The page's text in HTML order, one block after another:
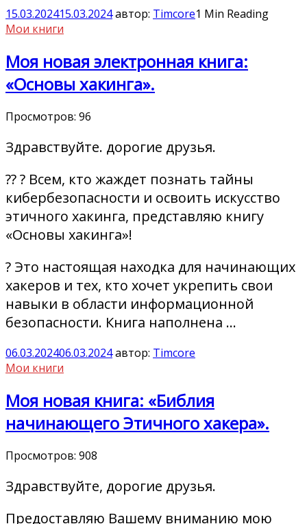
15.03.202415.03.2024автор: Timcore1 Min Reading
Мои книги
Моя новая электронная книга:
«Основы хакинга».
Просмотров: 96
Здравствуйте. дорогие друзья.
?‍? ? Всем, кто жаждет познать тайны
кибербезопасности и освоить искусство
этичного хакинга, представляю книгу
«Основы хакинга»!
? Это настоящая находка для начинающих
хакеров и тех, кто хочет укрепить свои
навыки в области информационной
безопасности. Книга наполнена …
06.03.202406.03.2024автор: Timcore
Мои книги
Моя новая книга: «Библия
начинающего Этичного хакера».
Просмотров: 908
Здравствуйте, дорогие друзья.
Предоставляю Вашему вниманию мою